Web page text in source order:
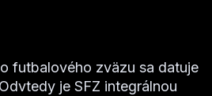
futbalového zväzu sa datuje
je SFZ integrálnou